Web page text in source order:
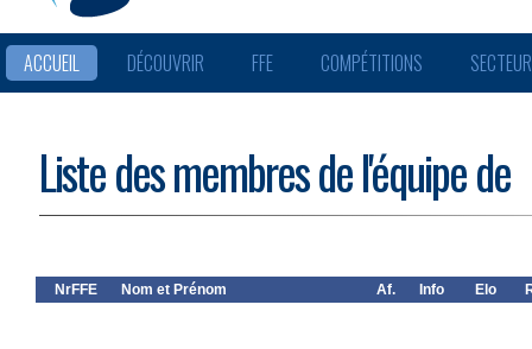
ACCUEIL DÉCOUVRIR FFE COMPÉTITIONS
Liste des membres de l'équipe de
NrFFE Nom et Prénom Af. Info Elo